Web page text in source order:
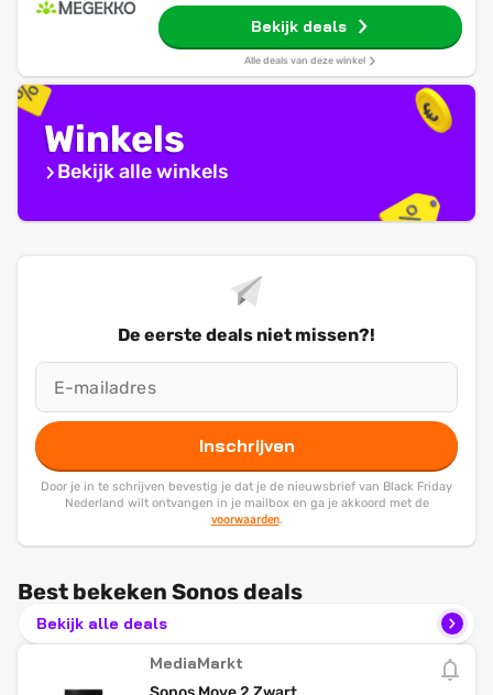
Bekijk deals
Alle deals van deze winkel
Winkels
Bekijk alle winkels
De eerste deals niet missen?!
Inschrijven
Door je in te schrijven bevestig je dat je de nieuwsbrief van Black Friday
Nederland wilt ontvangen in je mailbox en ga je akkoord met de
voorwaarden.
Best bekeken Sonos deals
Bekijk alle deals
MediaMarkt